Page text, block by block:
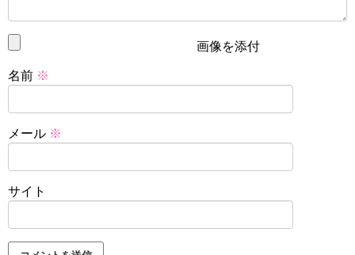
画像を添付
名前 ※
メール ※
サイト